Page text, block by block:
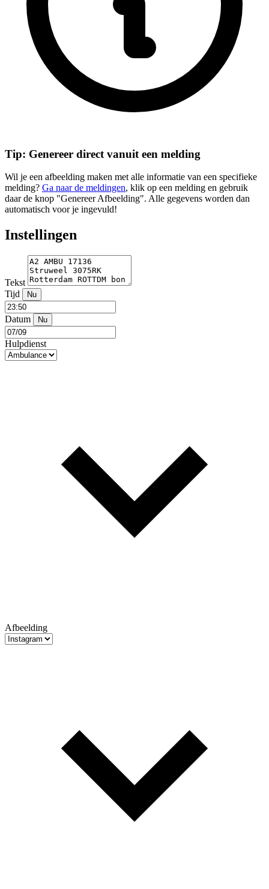
Tip: Genereer direct vanuit een melding
Wil je een afbeelding maken met alle informatie van een specifieke
melding? Ga naar de meldingen, klik op een melding en gebruik
daar de knop "Genereer Afbeelding". Alle gegevens worden dan
automatisch voor je ingevuld!
Instellingen
Tekst
Tijd
Nu
Datum Nu
Hulpdienst
Afbeelding